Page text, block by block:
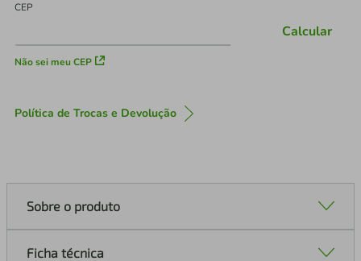
CEP
Não sei meu CEP
Calcular
Política de Trocas e Devolução
Sobre o produto
Ficha técnica